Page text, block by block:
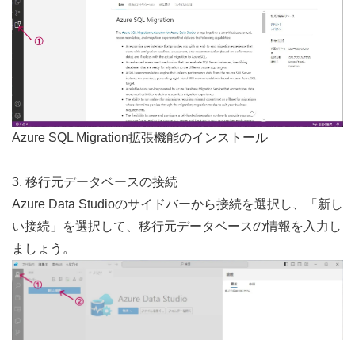
Azure SQL Migration拡張機能のインストール
3. 移行元データベースの接続
Azure Data Studioのサイドバーから接続を選択し、「新し
い接続」を選択して、移行元データベースの情報を入力し
ましょう。